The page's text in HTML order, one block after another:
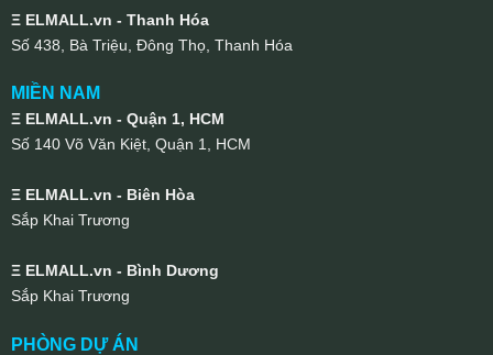
Ξ ELMALL.vn - Thanh Hóa
Số 438, Bà Triệu, Đông Thọ, Thanh Hóa
MIỀN NAM
Ξ ELMALL.vn - Quận 1, HCM
Số 140 Võ Văn Kiệt, Quận 1, HCM
Ξ ELMALL.vn - Biên Hòa
Sắp Khai Trương
Ξ ELMALL.vn - Bình Dương
Sắp Khai Trương
PHÒNG DỰ ÁN